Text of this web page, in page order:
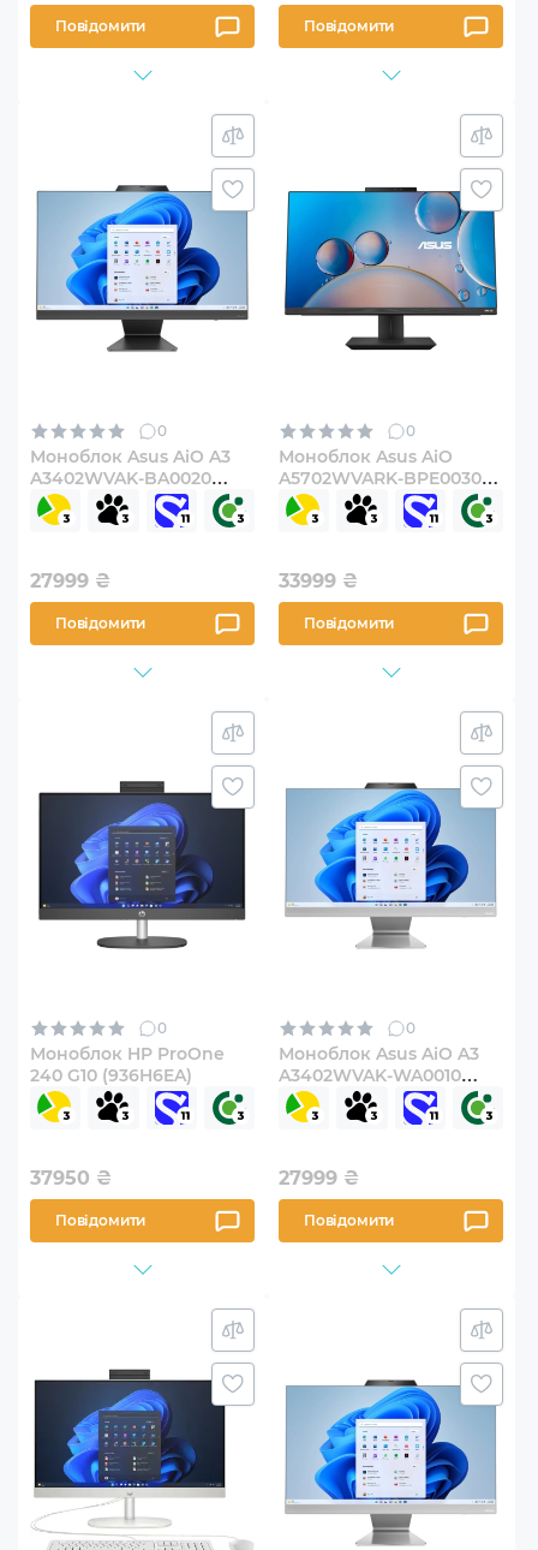
Повідомити Повідомити
0
Моноблок Asus AiO A3
A3402WVAK-BA0020
(90PT03T2-M000Z0)
27999 ₴
Повідомити
0
Моноблок Asus AiO
A5702WVARK-BPE0030
(90PT03N1-M00VN0)
33999 ₴
Повідомити
0
Моноблок HP ProOne
240 G10 (936H6EA)
37950 ₴
Повідомити
0
Моноблок Asus AiO A3
A3402WVAK-WA0010
(90PT03T1-M000W0)
27999 ₴
Повідомити